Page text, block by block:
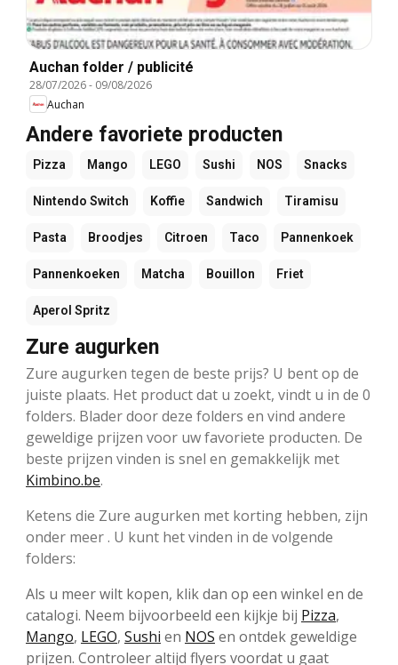
Auchan folder / publicité
28/07/2026- 09/08/2026
Auchan
Andere favoriete producten
Pizza Mango LEGO Sushi NOS Snacks
Nintendo Switch Koffie Sandwich Tiramisu
Pasta Broodjes Citroen Taco Pannenkoek
Pannenkoeken Matcha Bouillon Friet
Aperol Spritz
Zure augurken
Zure augurken tegen de beste prijs? U bent op de
juiste plaats. Het product dat u zoekt, vindt u in de 0
folders. Blader door deze folders en vind andere
geweldige prijzen voor uw favoriete producten. De
beste prijzen vinden is snel en gemakkelijk met
Kimbino.be.
Ketens die Zure augurken met korting hebben, zijn
onder meer . U kunt het vinden in de volgende
folders:
Als u meer wilt kopen, klik dan op een winkel en de
catalogi. Neem bijvoorbeeld een kijkje bij Pizza,
Mango, LEGO, Sushi en NOS en ontdek geweldige
prijzen. Controleer altijd flyers voordat u gaat